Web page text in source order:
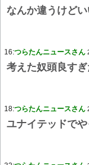
なんか違うけど
16:つらたんニュースさん
考えた奴頭良すぎ
18:つらたんニュースさん
ユナイテッドで